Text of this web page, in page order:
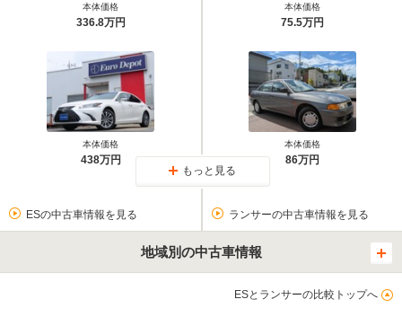
本体価格
336.8万円
本体価格
438万円
本体価格
75.5万円
本体価格
86万円
もっと見る
ESの中古車情報を見る ランサーの中古車情報を見る
地域別の中古車情報
ESとランサーの比較トップへ